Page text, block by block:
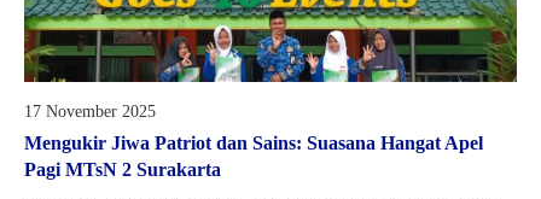
17 November 2025
Mengukir Jiwa Patriot dan Sains: Suasana Hangat Apel
Pagi MTsN 2 Surakarta